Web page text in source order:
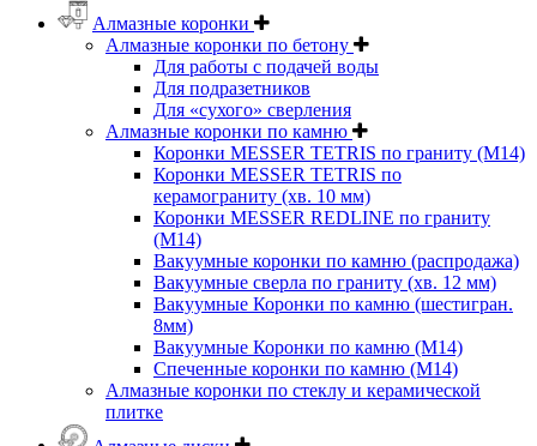
Алмазные коронки
Алмазные коронки по бетону
Для работы с подачей воды
Для подразетников
Для «сухого» сверления
Алмазные коронки по камню
Коронки MESSER TETRIS по граниту (М14)
Коронки MESSER TETRIS по
керамограниту (хв. 10 мм)
Коронки MESSER REDLINE по граниту
(М14)
Вакуумные коронки по камню (распродажа)
Вакуумные сверла по граниту (хв. 12 мм)
Вакуумные Коронки по камню (шестигран.
8мм)
Вакуумные Коронки по камню (M14)
Спеченные коронки по камню (M14)
Алмазные коронки по стеклу и керамической
плитке